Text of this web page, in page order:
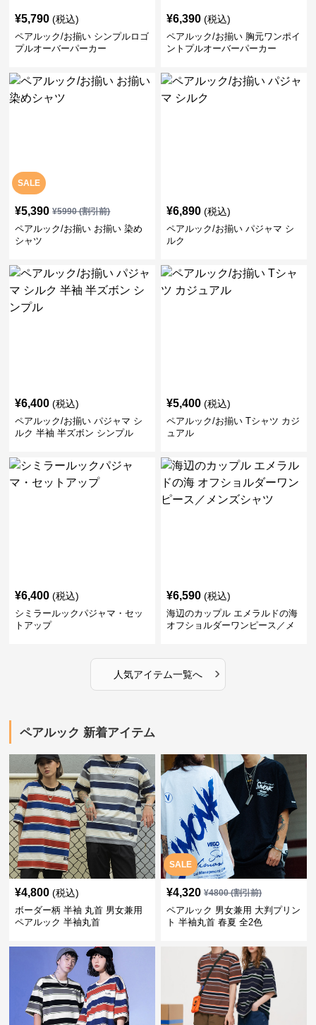
¥5,790 (税込)
ペアルック/お揃い シンプルロゴ
プルオーバーパーカー
¥6,390 (税込)
ペアルック/お揃い 胸元ワンポイ
ントプルオーバーパーカー
SALE
¥5,390 ¥5990(割引前)
ペアルック/お揃い お揃い 染め
シャツ
¥6,890 (税込)
ペアルック/お揃い パジャマ シ
ルク
¥6,400 (税込)
ペアルック/お揃い パジャマ シ
ルク 半袖 半ズボン シンプル
¥5,400 (税込)
ペアルック/お揃い Tシャツ カジ
ュアル
¥6,400 (税込)
シミラールックパジャマ・セッ
トアップ
¥6,590 (税込)
海辺のカップル エメラルドの海
オフショルダーワンピース／メ
人気アイテム一覧へ ›
ペアルック 新着アイテム
¥4,800 (税込)
ボーダー柄 半袖 丸首 男女兼用
ペアルック 半袖丸首
SALE
¥4,320 ¥4800(割引前)
ペアルック 男女兼用 大判プリン
ト 半袖丸首 春夏 全2色